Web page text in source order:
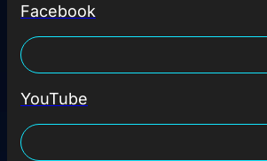
Facebook
YouTube